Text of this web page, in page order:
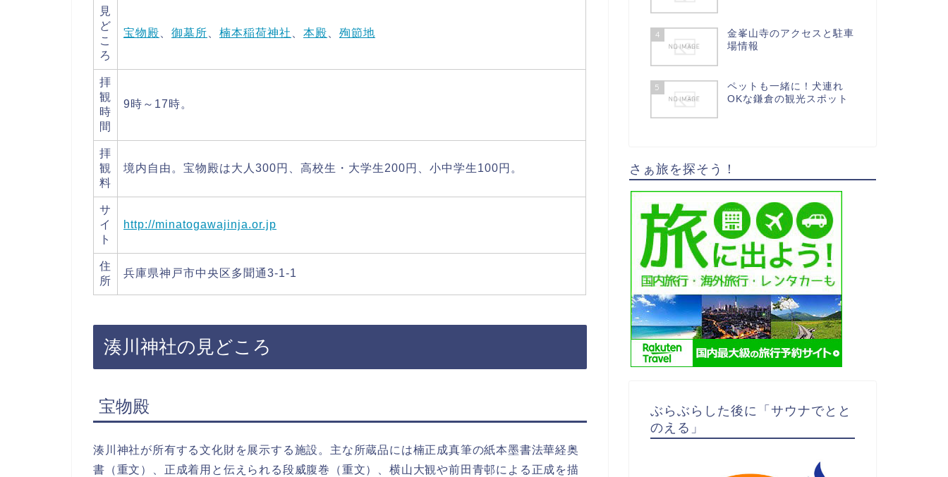
見
ど
こ
ろ
宝物殿 御墓所 楠本稲荷神社 本殿 殉節地
拝
観
時
間
9時～17時。
拝
観
料
境内自由。宝物殿は大人300円、高校生・大学生200円、小中学生100円。
サ
イ
ト
http://minatogawajinja.or.jp
住
所
兵庫県神戸市中央区多聞通3-1-1
湊川神社の見どころ
宝物殿
湊川神社が所有する文化財を展示する施設。主な所蔵品には楠正成真筆の紙本墨書法華経奥
書（重文）、正成着用と伝えられる段威腹巻（重文）、横山大観や前田青邨による正成を描
4
金峯山寺のアクセスと駐車
場情報
5
ペットも一緒に！犬連れ
OKな鎌倉の観光スポット
さぁ旅を探そう！
ぶらぶらした後に「サウナでとと
のえる」